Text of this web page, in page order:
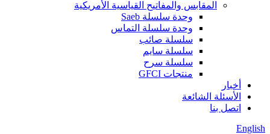
المقابس والمفاتيح القياسية الأمريكية
وحدة سلسلة Saeb
وحدة سلسلة التماس
سلسلة صائب
سلسلة سايم
سلسلة سرح
منتجات GFCI
أخبار
الأسئلة الشائعة
اتصل بنا
English